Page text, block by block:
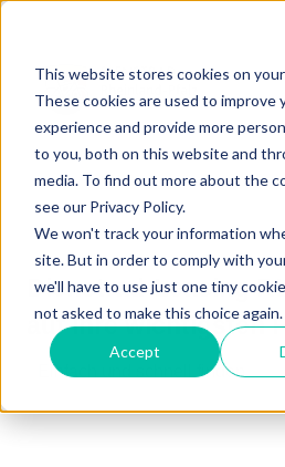
This website stores cookies on
These cookies are used to improve
experience and provide more
to you, both on this website and
media. To find out more about the
see our Privacy Policy.
We won't track your information
site. But in order to comply with
we'll have to use just one tiny
not asked to make this choice again.
Accept
Dienstrad-Leasing
auf Ihre wichtigsten
Es gibt keine Vorschläge, da